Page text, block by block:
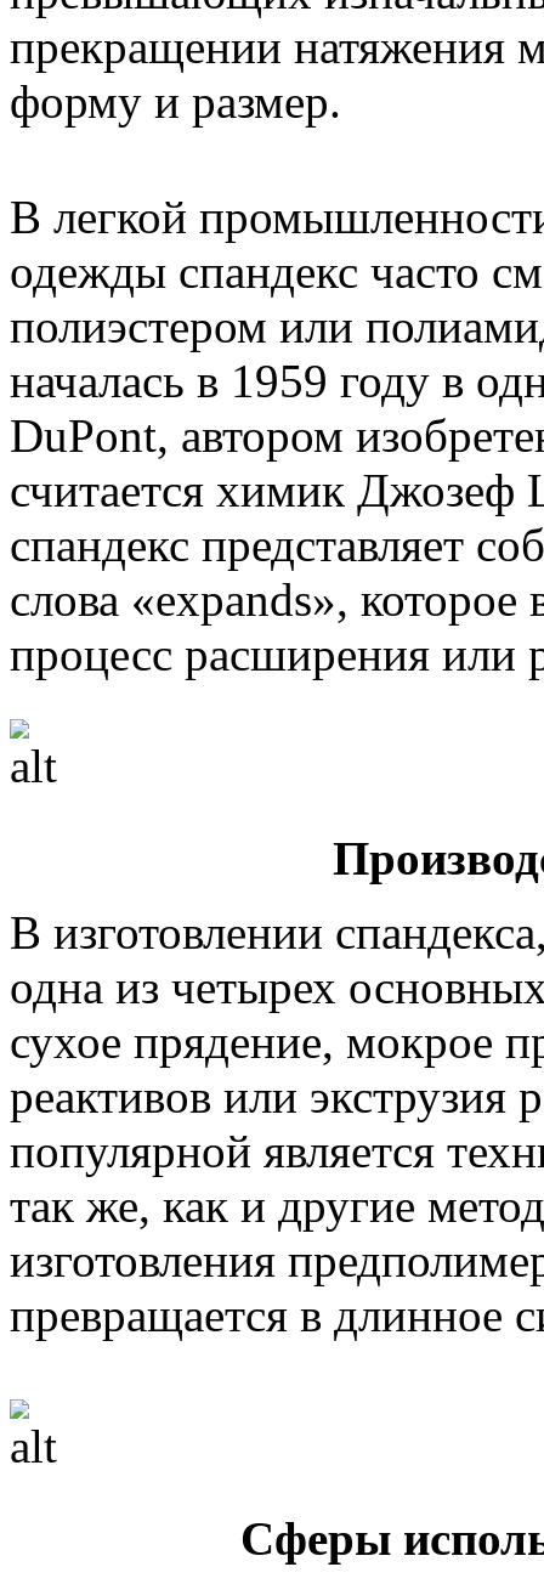
прекращении натяжения
форму и размер.
В легкой
одежды спандекс часто
полиэстером или
началась в 1959 году в
DuPont, автором
считается химик Джозеф
спандекс представляет
слова «expands», которое
процесс расширения или
В изготовлении
одна из четырех
сухое прядение, мокрое
реактивов или экструзия
популярной является
так же, как и другие
изготовления
превращается в длинное
Сферы